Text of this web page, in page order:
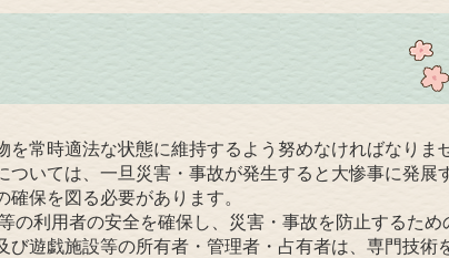
常時適法な状態に維持するよう努めなければなりま
いては、一旦災害・事故が発生すると大惨事に発展
保を図る必要があります。
利用者の安全を確保し、災害・事故を防止するため
遊戯施設等の所有者・管理者・占有者は、専門技術